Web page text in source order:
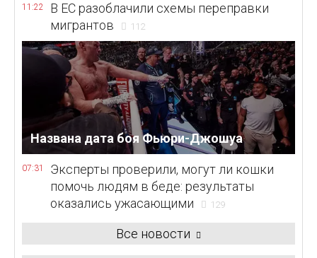
11:22
В ЕС разоблачили схемы переправки
мигрантов
112
Названа дата боя Фьюри-Джошуа
07:31
Эксперты проверили, могут ли кошки
помочь людям в беде: результаты
оказались ужасающими
129
Все новости